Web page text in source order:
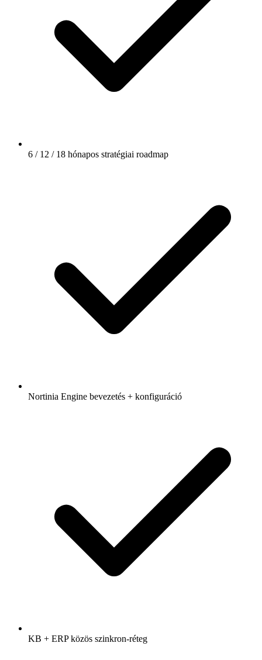
6 / 12 / 18 hónapos stratégiai roadmap
Nortinia Engine bevezetés + konfiguráció
KB + ERP közös szinkron-réteg